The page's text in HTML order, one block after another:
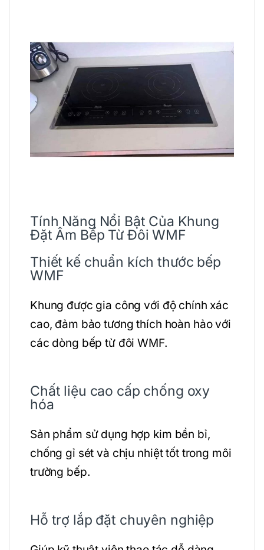
Tính Năng Nổi Bật Của Khung
Đặt Âm Bếp Từ Đôi WMF
Thiết kế chuẩn kích thước bếp
WMF
Khung được gia công với độ chính xác
cao, đảm bảo tương thích hoàn hảo với
các dòng bếp từ đôi WMF.
Chất liệu cao cấp chống oxy
hóa
Sản phẩm sử dụng hợp kim bền bỉ,
chống gỉ sét và chịu nhiệt tốt trong môi
trường bếp.
Hỗ trợ lắp đặt chuyên nghiệp